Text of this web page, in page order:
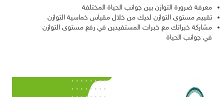
معرفة ضرورة التوازن بين جوانب الحياة المختلفة
تقييم مستوى التوازن لديك من خلال مقياس خماسية التوازن
مشاركة خبراتك مع خبرات المستفيدين في رفع مستوى التوازن
في جوانب الحياة